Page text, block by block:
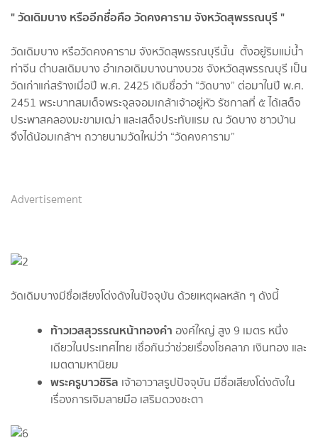
" วัดเดิมบาง หรืออีกชื่อคือ วัดคงคาราม จังหวัดสุพรรณบุรี "
วัดเดิมบาง หรือวัดคงคาราม จังหวัดสุพรรณบุรีนั้น ตั้งอยู่ริมแม่น้ำ
ท่าจีน ตำบลเดิมบาง อำเภอเดิมบางนางบวช จังหวัดสุพรรณบุรี เป็น
วัดเก่าแก่สร้างเมื่อปี พ.ศ. 2425 เดิมชื่อว่า “วัดบาง” ต่อมาในปี พ.ศ.
2451 พระบาทสมเด็จพระจุลจอมเกล้าเจ้าอยู่หัว รัชกาลที่ ๕ ได้เสด็จ
ประพาสคลองมะขามเฒ่า และเสด็จประทับแรม ณ วัดบาง ชาวบ้าน
จึงได้น้อมเกล้าฯ ถวายนามวัดใหม่ว่า “วัดคงคาราม”
Advertisement
วัดเดิมบางมีชื่อเสียงโด่งดังในปัจจุบัน ด้วยเหตุผลหลัก ๆ ดังนี้
ท้าวเวสสุวรรณหน้าทองคำ องค์ใหญ่ สูง 9 เมตร หนึ่ง
เดียวในประเทศไทย เชื่อกันว่าช่วยเรื่องโชคลาภ เงินทอง และ
เมตตามหานิยม
พระครูบาวชิริล เจ้าอาวาสรูปปัจจุบัน มีชื่อเสียงโด่งดังใน
เรื่องการเจิมลายมือ เสริมดวงชะตา